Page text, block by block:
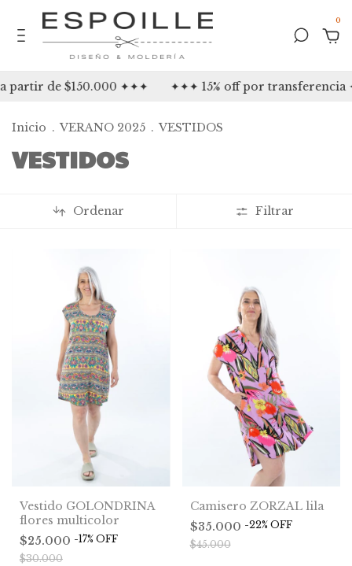
0
de $150.000 ✦✦✦ ✦✦✦ 15% off por transferencia ✦✦✦
Inicio . VERANO 2025 . VESTIDOS
VESTIDOS
Ordenar Filtrar
Vestido GOLONDRINA
flores multicolor
$25.000 -17% OFF
$30.000
Camisero ZORZAL lila
$35.000 -22% OFF
$45.000